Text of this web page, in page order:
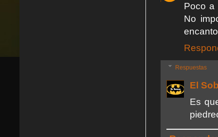
Poco a
No
Respuestas
El
Es